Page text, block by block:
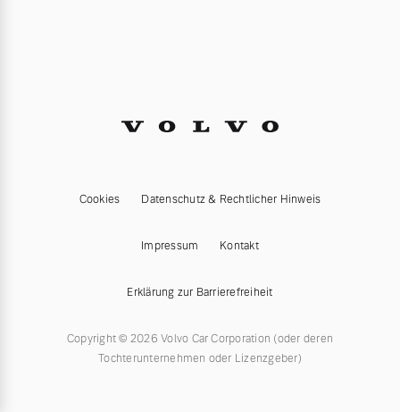
Cookies Datenschutz & Rechtlicher Hinweis
Impressum Kontakt
Erklärung zur Barrierefreiheit
Copyright © 2026 Volvo Car Corporation (oder deren
Tochterunternehmen oder Lizenzgeber)